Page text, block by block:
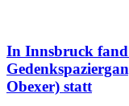
In Innsbruck
Obexer) statt